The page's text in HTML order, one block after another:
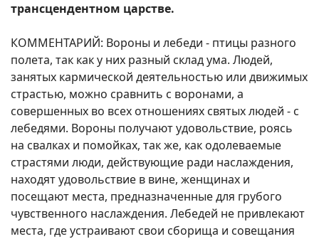
трансцендентном царстве.
КОММЕНТАРИЙ: Вороны и лебеди - птицы разного
полета, так как у них разный склад ума. Людей,
занятых кармической деятельностью или движимых
страстью, можно сравнить с воронами, а
совершенных во всех отношениях святых людей - с
лебедями. Вороны получают удовольствие, роясь
на свалках и помойках, так же, как одолеваемые
страстями люди, действующие ради наслаждения,
находят удовольствие в вине, женщинах и
посещают места, предназначенные для грубого
чувственного наслаждения. Лебедей не привлекают
места, где устраивают свои сборища и совещания